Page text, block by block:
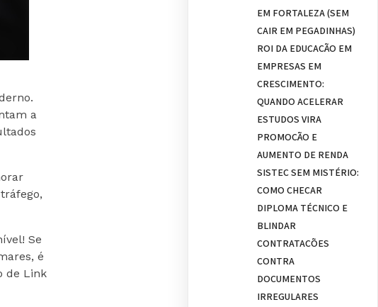
a
Se
é
de Link
EM FORTALEZA (SEM
CAIR EM PEGADINHAS)
ROI DA EDUCAÇÃO EM
EMPRESAS EM
CRESCIMENTO:
QUANDO ACELERAR
ESTUDOS VIRA
PROMOÇÃO E
AUMENTO DE RENDA
SISTEC SEM MISTÉRIO:
COMO CHECAR
DIPLOMA TÉCNICO E
BLINDAR
CONTRATAÇÕES
CONTRA
DOCUMENTOS
IRREGULARES